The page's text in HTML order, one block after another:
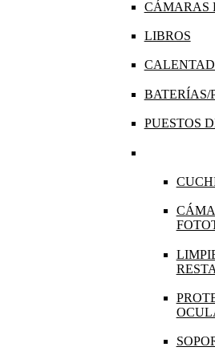
CÁMARAS
LIBROS
BATERÍAS/
PUESTOS